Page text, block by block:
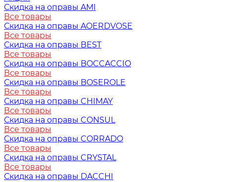
Скидка на оправы AMI
Все товары
Скидка на оправы AOERDVOSE
Все товары
Скидка на оправы BEST
Все товары
Скидка на оправы BOCCACCIO
Все товары
Скидка на оправы BOSEROLE
Все товары
Скидка на оправы CHIMAY
Все товары
Скидка на оправы CONSUL
Все товары
Скидка на оправы CORRADO
Все товары
Скидка на оправы CRYSTAL
Все товары
Скидка на оправы DACCHI